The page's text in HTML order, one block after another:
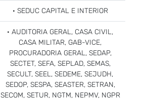
· SEDUC CAPITAL E INTERIOR
· AUDITORIA GERAL, CASA CIVIL,
CASA MILITAR, GAB-VICE,
PROCURADORIA GERAL, SEDAP,
SECTET, SEFA, SEPLAD, SEMAS,
SECULT, SEEL, SEDEME, SEJUDH,
SEDOP, SESPA, SEASTER, SETRAN,
SECOM, SETUR, NGTM, NEPMV, NGPR